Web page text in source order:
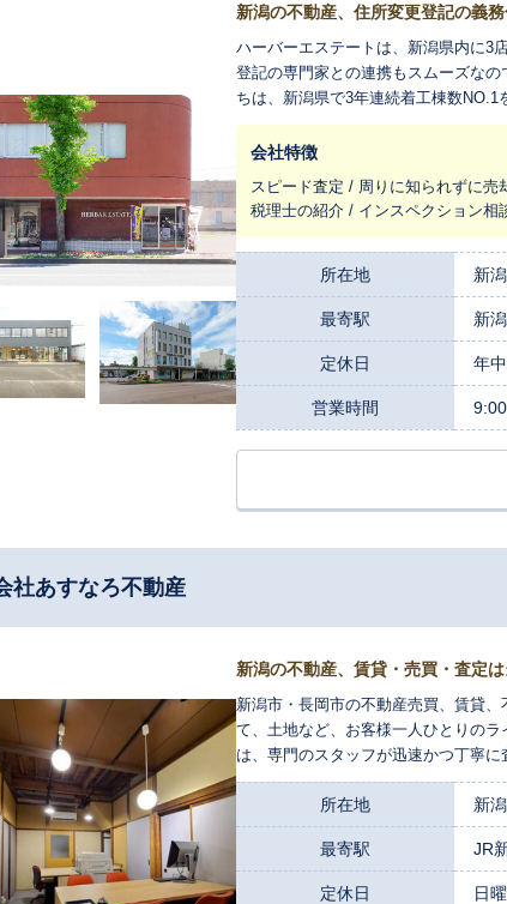
新潟の不動産、住所変更登記の義
ハーバーエステートは、新潟県内に3
登記の専門家との連携もスムーズな
ちは、新潟県で3年連続着工棟数NO.1
います。お客様の不動産に眠る魅力
会社特徴
スピード査定 / 周りに知られずに
税理士の紹介 / インスペクション相
所在地 新
最寄駅 新
定休日 年
営業時間
社あすなろ不動産
新潟の不動産、賃貸・売買・査定
新潟市・長岡市の不動産売買、賃貸
て、土地など、お客様一人ひとりの
は、専門のスタッフが迅速かつ丁寧
所在地 新
最寄駅 JR
定休日 日